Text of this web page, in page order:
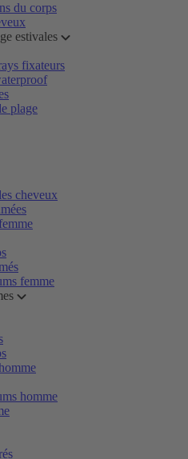
du corps
estivales
fixateurs
plage
cheveux
femme
homme